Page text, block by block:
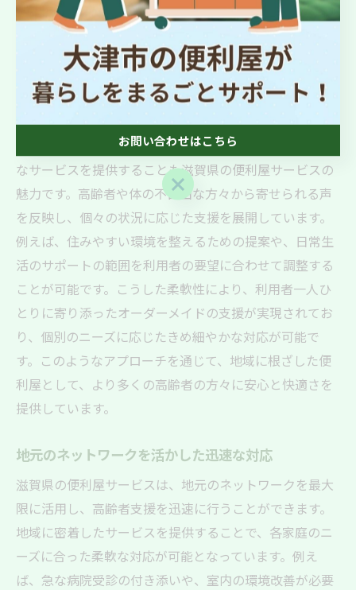
す。このような顔なじみのスタッフによるサポートは、
利用者との信頼関係を築くうえで重要な要素となってお
り、その結果、地域の方々から厚い信頼を得ています。
地域のニーズをしっかりと把握し、それに基づいて柔軟
なサービスを提供することも滋賀県の便利屋サービスの
魅力です。高齢者や体の不自由な方々から寄せられる声
を反映し、個々の状況に応じた支援を展開しています。
例えば、住みやすい環境を整えるための提案や、日常生
活のサポートの範囲を利用者の要望に合わせて調整する
ことが可能です。こうした柔軟性により、利用者一人ひ
とりに寄り添ったオーダーメイドの支援が実現されてお
り、個別のニーズに応じたきめ細やかな対応が可能で
す。このようなアプローチを通じて、地域に根ざした便
利屋として、より多くの高齢者の方々に安心と快適さを
提供しています。
地元のネットワークを活かした迅速な対応
滋賀県の便利屋サービスは、地元のネットワークを最大
限に活用し、高齢者支援を迅速に行うことができます。
地域に密着したサービスを提供することで、各家庭のニ
ーズに合った柔軟な対応が可能となっています。例え
ば、急な病院受診の付き添いや、室内の環境改善が必要
お問い合わせはこちら
お問い合わせはこちら